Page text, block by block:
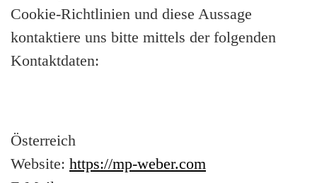
Cookie-Richtlinien und diese Aussage
kontaktiere uns bitte mittels der folgenden
Kontaktdaten:
Österreich
Website: https://mp-weber.com